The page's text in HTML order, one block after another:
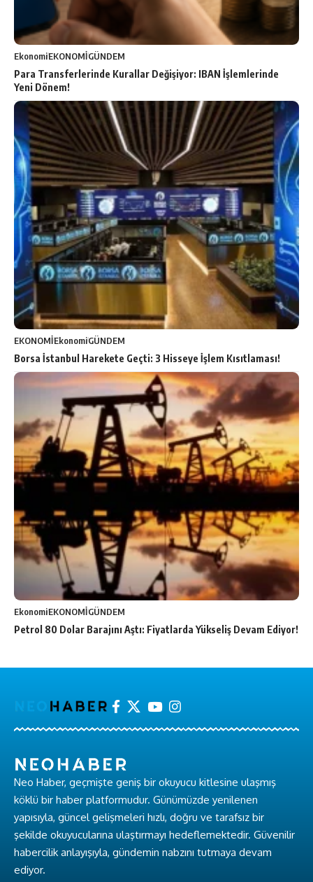
EkonomiEKONOMİGÜNDEM
Para Transferlerinde Kurallar Değişiyor: IBAN İşlemlerinde
Yeni Dönem!
EKONOMİEkonomiGÜNDEM
Borsa İstanbul Harekete Geçti: 3 Hisseye İşlem Kısıtlaması!
EkonomiEKONOMİGÜNDEM
Petrol 80 Dolar Barajını Aştı: Fiyatlarda Yükseliş Devam Ediyor!
Neo Haber, geçmişte geniş bir okuyucu kitlesine ulaşmış
köklü bir haber platformudur. Günümüzde yenilenen
yapısıyla, güncel gelişmeleri hızlı, doğru ve tarafsız bir
şekilde okuyucularına ulaştırmayı hedeflemektedir. Güvenilir
habercilik anlayışıyla, gündemin nabzını tutmaya devam
ediyor.